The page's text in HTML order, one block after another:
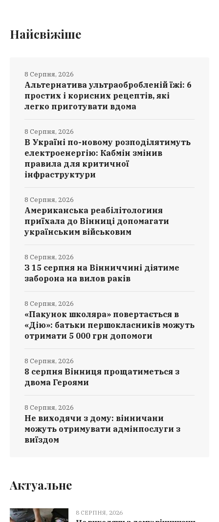
Найсвіжіше
Альтернатива ультраобробленій їжі: 6
простих і корисних рецептів, які
легко приготувати вдома
8 Серпня, 2026
В Україні по-новому розподілятимуть
електроенергію: Кабмін змінив
правила для критичної
інфраструктури
8 Серпня, 2026
Американська реабілітологиня
приїхала до Вінниці допомагати
українським військовим
8 Серпня, 2026
З 15 серпня на Вінниччині діятиме
заборона на вилов раків
8 Серпня, 2026
«Пакунок школяра» повертається в
«Дію»: батьки першокласників можуть
отримати 5 000 грн допомоги
8 Серпня, 2026
8 серпня Вінниця прощатиметься з
двома Героями
8 Серпня, 2026
Не виходячи з дому: вінничани
можуть отримувати адмінпослуги з
виїздом
8 Серпня, 2026
Актуальне
8 СЕРПНЯ, 2026